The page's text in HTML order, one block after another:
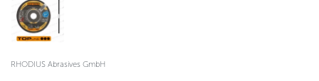
RHODIUS Abrasives GmbH